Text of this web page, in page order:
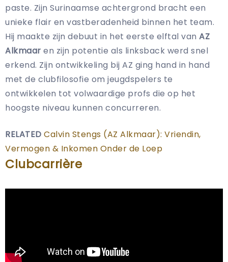
paste. Zijn Surinaamse achtergrond bracht een
unieke flair en vastberadenheid binnen het team.
Hij maakte zijn debuut in het eerste elftal van AZ
Alkmaar en zijn potentie als linksback werd snel
erkend. Zijn ontwikkeling bij AZ ging hand in hand
met de clubfilosofie om jeugdspelers te
ontwikkelen tot volwaardige profs die op het
hoogste niveau kunnen concurreren.
RELATED Calvin Stengs (AZ Alkmaar): Vriendin,
Vermogen & Inkomen Onder de Loep
Clubcarrière